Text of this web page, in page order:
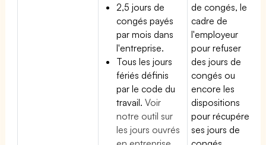
2,5 jours de
congés payés
par mois dans
l'entreprise.
Tous les jours
fériés définis
par le code du
travail.Voir
notre outil sur
les jours ouvrés
de congés, le
cadre de
l'employeur
pour refuser
des jours de
congés ou
encore les
dispositions
pour récupérer
ses jours de